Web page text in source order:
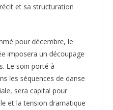
et sa structuration
pour décembre, le
imposera un découpage
Le soin porté à
les séquences de danse
sera capital pour
et la tension dramatique